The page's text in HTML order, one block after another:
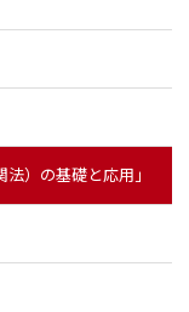
）の基礎と応用」